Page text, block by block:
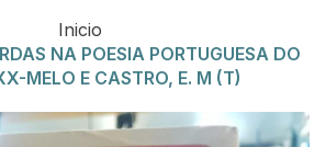
Inicio
NA POESIA PORTUGUESA DO
MELO E CASTRO, E. M (T)